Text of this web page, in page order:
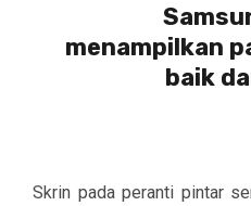
menampilkan
baik
Skrin pada peranti pintar